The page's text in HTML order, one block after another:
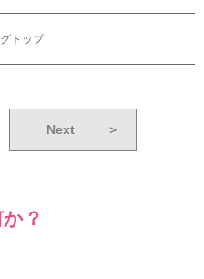
トップ
Next ＞
？